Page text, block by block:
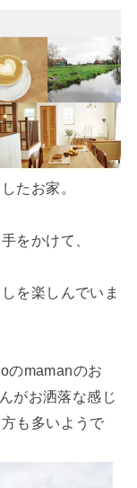
たお家。
をかけて、
を楽しんでいま
のmamanのお
がお洒落な感じ
も多いようで